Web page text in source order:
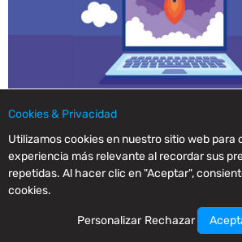
· Conclusión
Poco a poco las Administraciones
dado cuenta que esto del marketing
empresa privada.
Cookies & Privacidad
Utilizamos cookies en nuestro sitio web para
experiencia más relevante al recordar sus
repetidas. Al hacer clic en "Aceptar",
cookies.
Personalizar Rechazar